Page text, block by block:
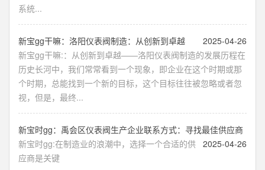
系统...
新宝gg干嘛：洛阳仪表阀制造：从创新到卓越
2025-04-26
新宝gg干嘛:：从创新到卓越——洛阳仪表阀制造的发展历程在
历史长河中，我们常常看到一个现象，即企业在这个时期或那
个时期，总能找到一个新的目标，这个目标往往被忽略或者忽
视，但是，最终...
新宝时gg：禹会区仪表阀生产企业联系方式：寻找最佳供应商
2025-04-26
新宝时gg:在制造业的浪潮中，选择一个合适的供
应商是关键